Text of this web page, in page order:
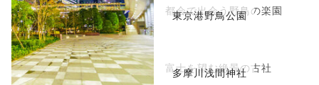
東京港野鳥公園
都会で出会う野鳥の楽園
多摩川浅間神社
富士を望む絶景の古社